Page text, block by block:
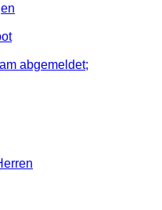
abgemeldet;